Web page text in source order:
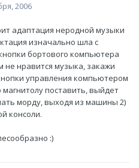
2006
адаптация неродной музыки
изначально шла с
бортового компьютера
не нравится музыка, закажи
управления компьютером
магнитолу поставить, выйдет
морду, выходя из машины 2)
консоли.
:)